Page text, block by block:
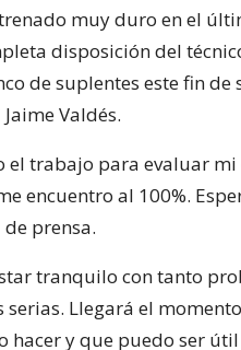
muy duro en el
disposición del
de suplentes este fin de
Valdés.
el trabajo para evaluar
encuentro al 100%.
prensa.
tranquilo con tanto
Llegará el
hacer y que puedo ser